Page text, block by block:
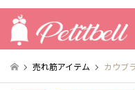
売れ筋アイテム カウブ